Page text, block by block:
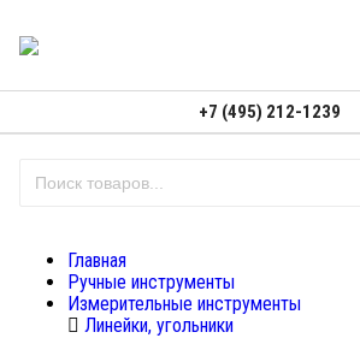
+7 (495) 212-1239
Главная
Ручные инструменты
Измерительные инструменты
Линейки, угольники